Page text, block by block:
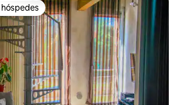
preferidos dos hóspedes